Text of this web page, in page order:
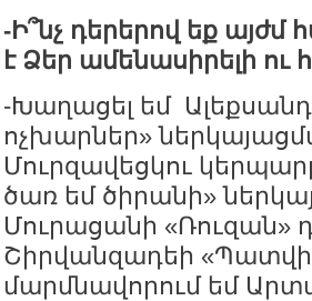
- Ի՞նչ դերերով եք այժմ
է Ձեր ամենասիրելի ու
-Խաղացել եմ
ոչխարներ»
Մուրզավեցկու
ծառ եմ ծիրանի»
Մուրացանի «Ռուզան»
Շիրվանզադեի «Պատվի
մարմնավորում եմ